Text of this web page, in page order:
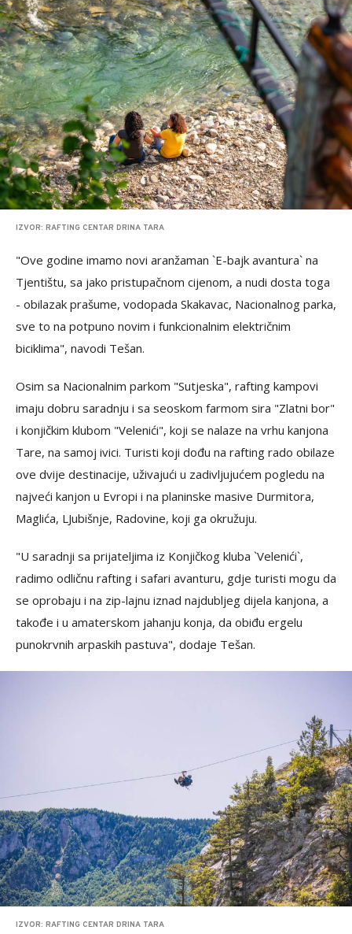
IZVOR: RAFTING CENTAR DRINA TARA
"Ove godine imamo novi aranžaman `E-bajk avantura` na
Tjentištu, sa jako pristupačnom cijenom, a nudi dosta toga
- obilazak prašume, vodopada Skakavac, Nacionalnog parka,
sve to na potpuno novim i funkcionalnim električnim
biciklima", navodi Tešan.
Osim sa Nacionalnim parkom "Sutjeska", rafting kampovi
imaju dobru saradnju i sa seoskom farmom sira "Zlatni bor"
i konjičkim klubom "Velenići", koji se nalaze na vrhu kanjona
Tare, na samoj ivici. Turisti koji dođu na rafting rado obilaze
ove dvije destinacije, uživajući u zadivljujućem pogledu na
najveći kanjon u Evropi i na planinske masive Durmitora,
Maglića, LJubišnje, Radovine, koji ga okružuju.
"U saradnji sa prijateljima iz Konjičkog kluba `Velenići`,
radimo odličnu rafting i safari avanturu, gdje turisti mogu da
se oprobaju i na zip-lajnu iznad najdubljeg dijela kanjona, a
takođe i u amaterskom jahanju konja, da obiđu ergelu
punokrvnih arpaskih pastuva", dodaje Tešan.
IZVOR: RAFTING CENTAR DRINA TARA